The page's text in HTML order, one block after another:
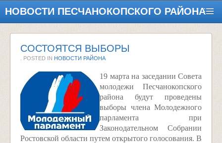
НОВОСТИ ПЕСЧАНОКОПСКОГО РАЙОНА
СОСТОЯТСЯ ВЫБОРЫ
. POSTED IN НОВОСТИ РАЙОНА
19 марта на заседании Совета
молодежи Песчанокопского
района будут проведены
выборы члена Молодежного
парламента при
Законодательном Собрании
Ростовской области путем открытого голосования. В